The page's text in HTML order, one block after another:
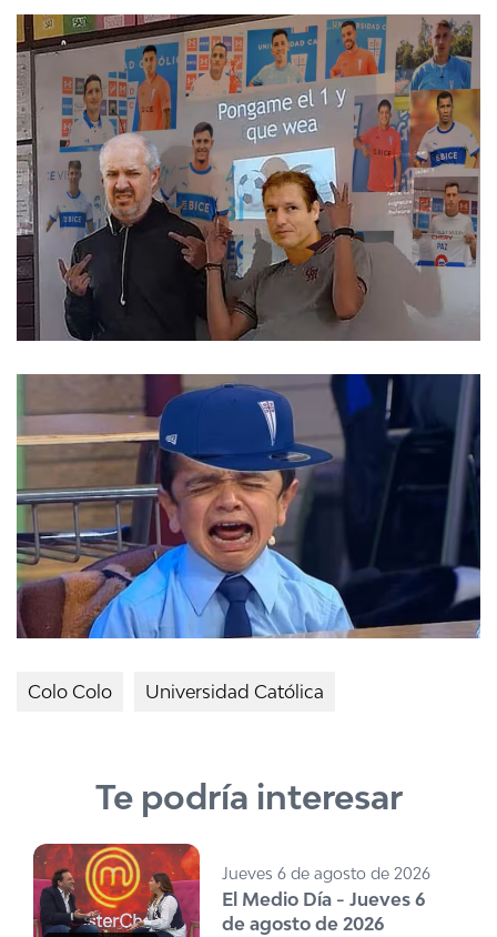
Colo Colo Universidad Católica
Te podría interesar
Jueves 6 de agosto de 2026
El Medio Día - Jueves 6
de agosto de 2026